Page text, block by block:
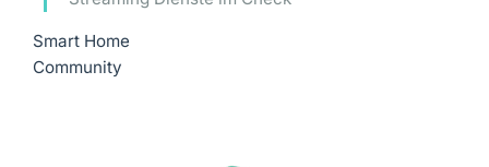
Smart Home
Community